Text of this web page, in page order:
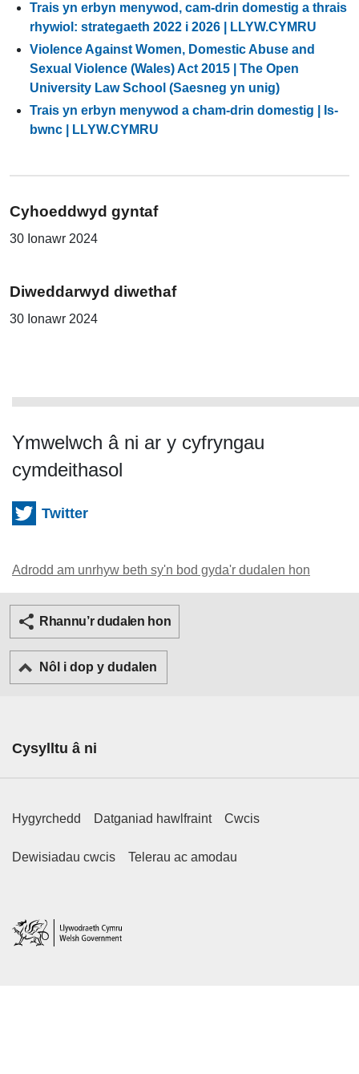
Trais yn erbyn menywod, cam-drin domestig a thrais
rhywiol: strategaeth 2022 i 2026 | LLYW.CYMRU
Violence Against Women, Domestic Abuse and
Sexual Violence (Wales) Act 2015 | The Open
University Law School (Saesneg yn unig)
Trais yn erbyn menywod a cham-drin domestig | Is-
bwnc | LLYW.CYMRU
Cyhoeddwyd gyntaf
30 Ionawr 2024
Diweddarwyd diwethaf
30 Ionawr 2024
Ymwelwch â ni ar y cyfryngau
cymdeithasol
Twitter
Adrodd am unrhyw beth sy'n bod gyda'r dudalen hon
Rhannu’r dudalen hon
Nôl i dop y dudalen
Footer Primary Links
Cysylltu â ni
Footer Secondary Links
Hygyrchedd Datganiad hawlfraint Cwcis
Dewisiadau cwcis Telerau ac amodau
Home